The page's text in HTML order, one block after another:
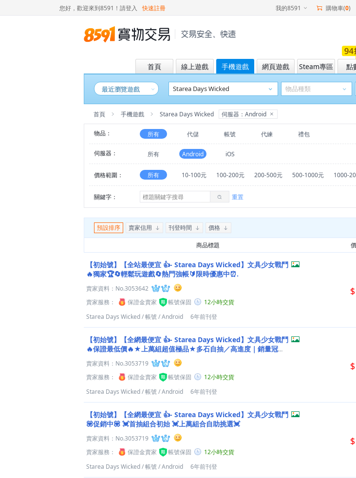
您好，歡迎來到8591！ 請登入 快速註冊 我的8591 購物車(0)
首頁 線上遊戲 手機遊戲 網頁遊戲 Steam專區 點
最近瀏覽遊戲
首頁 手機遊戲 Starea Days Wicked 伺服器：Android
物品： 所有 代儲 帳號 代練 禮包
伺服器： 所有 Android iOS
價格範圍： 所有 10-100元 100-200元 200-500元 500-1000元 1000-
關鍵字： 重置
預設排序 賣家信用 刊登時間 價格
商品標題
【初始號】【全站最便宜 👍- Starea Days Wicked】文具少女戰鬥
🔥獨家🏆🔄輕鬆玩遊戲🔄熱門強帳🔰限時優惠中⏰.
賣家資料： No.3053642
賣家服務：
保證金賣家 帳號保固
12小時交貨
Starea Days Wicked/帳號/Android 6年前刊登
【初始號】【全網最便宜 👍- Starea Days Wicked】文具少女戰鬥
🔥保證最低價🔥★上萬組超值極品★多石自抽／高進度｜銷量冠軍
賣家資料： No.3053719
賣家服務：
保證金賣家 帳號保固
12小時交貨
Starea Days Wicked/帳號/Android 6年前刊登
【初始號】【全網最便宜 👍- Starea Days Wicked】文具少女戰鬥
💟促銷中💟 💓首抽組合初始 💓上萬組合自助挑選💓
賣家資料： No.3053719
賣家服務：
保證金賣家 帳號保固
12小時交貨
Starea Days Wicked/帳號/Android 6年前刊登